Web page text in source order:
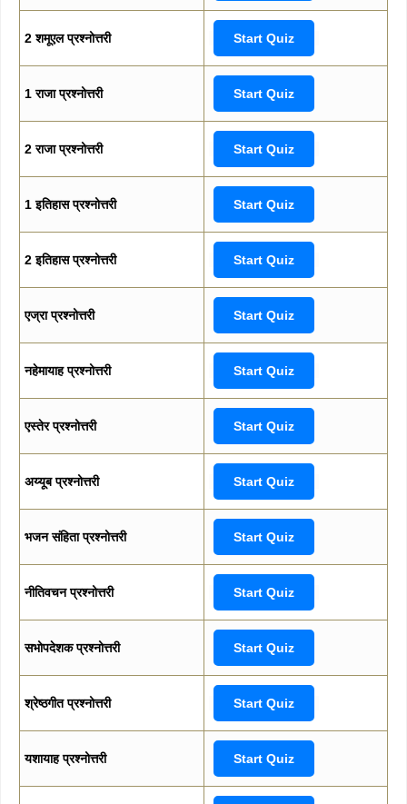
2 शमूएल प्रश्नोत्तरी Start Quiz
1 राजा प्रश्नोत्तरी Start Quiz
2 राजा प्रश्नोत्तरी Start Quiz
1 इतिहास प्रश्नोत्तरी Start Quiz
2 इतिहास प्रश्नोत्तरी Start Quiz
एज्रा प्रश्नोत्तरी Start Quiz
नहेमायाह प्रश्नोत्तरी Start Quiz
एस्तेर प्रश्नोत्तरी Start Quiz
अय्यूब प्रश्नोत्तरी Start Quiz
भजन संहिता प्रश्नोत्तरी Start Quiz
नीतिवचन प्रश्नोत्तरी Start Quiz
सभोपदेशक प्रश्नोत्तरी Start Quiz
श्रेष्ठगीत प्रश्नोत्तरी Start Quiz
यशायाह प्रश्नोत्तरी Start Quiz